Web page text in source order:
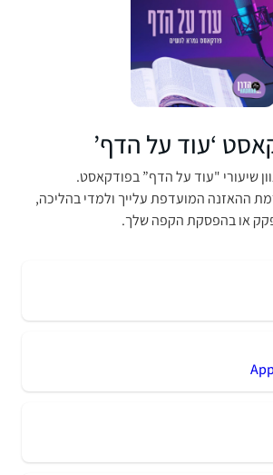
‘עוד על הדף’
שיעורי "עוד על הדף” בפודקאסט.
המועדפת עלייך ולמדי בהליכה,
בהפסקת הקפה שלך.